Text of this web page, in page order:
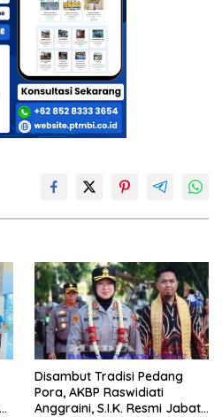
Disambut Tradisi Pedang
Pora, AKBP Raswidiati
Anggraini, S.I.K. Resmi Jabat